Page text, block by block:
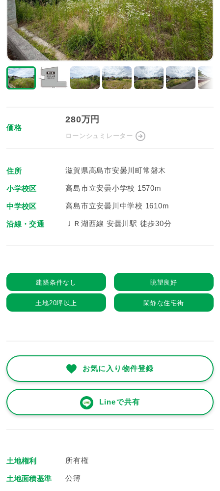
価格
280万円
ローンシュミレーター
住所 滋賀県高島市安曇川町常磐木
小学校区 高島市立安曇小学校 1570m
中学校区 高島市立安曇川中学校 1610m
沿線・交通 ＪＲ湖西線 安曇川駅 徒歩30分
建築条件なし 眺望良好
土地20坪以上 閑静な住宅街
お気に入り物件登録
Lineで共有
土地権利 所有権
土地面積基準 公簿